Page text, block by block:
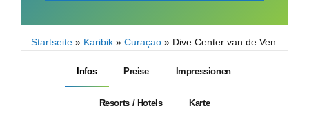
Startseite » Karibik » Curaçao » Dive Center van de Ven
Infos Preise Impressionen
Resorts / Hotels Karte